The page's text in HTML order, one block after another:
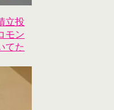
立投
モン
てた